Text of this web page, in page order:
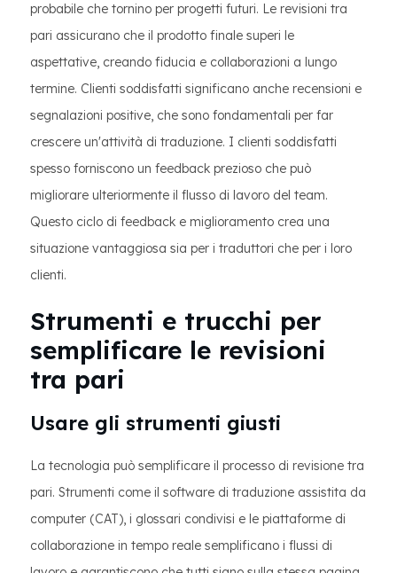
probabile che tornino per progetti futuri. Le revisioni tra
pari assicurano che il prodotto finale superi le
aspettative, creando fiducia e collaborazioni a lungo
termine. Clienti soddisfatti significano anche recensioni e
segnalazioni positive, che sono fondamentali per far
crescere un'attività di traduzione. I clienti soddisfatti
spesso forniscono un feedback prezioso che può
migliorare ulteriormente il flusso di lavoro del team.
Questo ciclo di feedback e miglioramento crea una
situazione vantaggiosa sia per i traduttori che per i loro
clienti.
Strumenti e trucchi per
semplificare le revisioni
tra pari
Usare gli strumenti giusti
La tecnologia può semplificare il processo di revisione tra
pari. Strumenti come il software di traduzione assistita da
computer (CAT), i glossari condivisi e le piattaforme di
collaborazione in tempo reale semplificano i flussi di